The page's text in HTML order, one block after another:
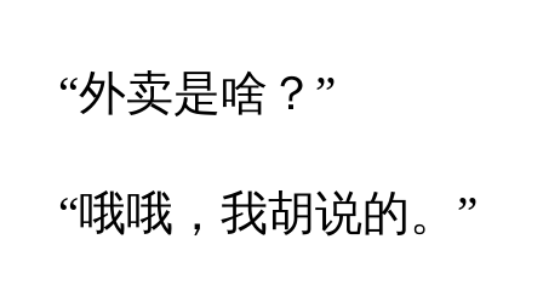
“外卖是啥？”
“哦哦，我胡说的。”